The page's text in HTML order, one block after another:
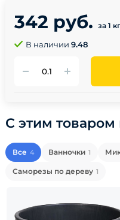
342 руб. за 1 кг
В наличии 9.48
С этим товаром
Все 4 Ванночки 1
Саморезы по дереву 1